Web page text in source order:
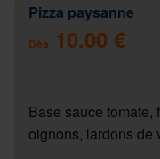
Pizza paysanne
Dès 10.00 €
Base sauce tomate,
oignons, lardons de